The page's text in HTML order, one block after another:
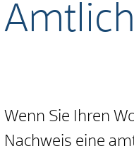
Wenn Sie Ihren
Nachweis eine